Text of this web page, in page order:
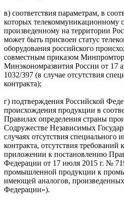
в) соответствия параметрам, в
которых телекоммуникационному
произведенному на территории
может быть присвоен статус
оборудования российского
совместным приказом
Минэкономразвития России ‎от 17
1032/397 (в случае отсутствия
контракта);
г) подтверждения Российской
происхождения продукции в
Правилах определения страны
Содружестве Независимых
случаях отсутствия специального
контракта, отсутствия требований
приложении к постановлению
Федерации ‎от 17 июля 2015 г. №
промышленной продукции к
имеющей аналогов,
Федерации»).